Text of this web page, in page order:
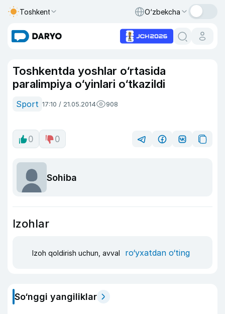
Toshkent O‘zbekcha
Toshkentda yoshlar o‘rtasida
paralimpiya o‘yinlari o‘tkazildi
Sport 17:10 / 21.05.2014 908
0 0
Sohiba
Izohlar
Izoh qoldirish uchun, avval ro‘yxatdan o‘ting
So‘nggi yangiliklar